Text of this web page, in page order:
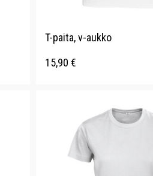
T-paita, v-aukko
15,90 €